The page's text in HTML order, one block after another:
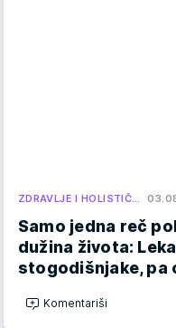
ZDRAVLJE I HOLISTIČ…
Samo jedna reč
dužina života:
stogodišnjake, pa
Komentariši